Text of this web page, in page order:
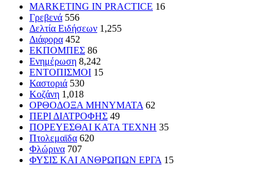
MARKETING IN PRACTICE 16
Γρεβενά 556
Δελτία Ειδήσεων 1,255
Διάφορα 452
ΕΚΠΟΜΠΕΣ 86
Ενημέρωση 8,242
ΕΝΤΟΠΙΣΜΟΙ 15
Καστοριά 530
Κοζάνη 1,018
ΟΡΘΟΔΟΞΑ ΜΗΝΥΜΑΤΑ 62
ΠΕΡΙ ΔΙΑΤΡΟΦΗΣ 49
ΠΟΡΕΥΕΣΘΑΙ ΚΑΤΑ ΤΕΧΝΗ 35
Πτολεμαϊδα 620
Φλώρινα 707
ΦΥΣΙΣ ΚΑΙ ΑΝΘΡΩΠΩΝ ΕΡΓΑ 15